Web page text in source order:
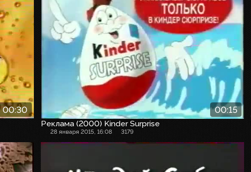
00:30 00:15
Реклама (2000) Kinder Surprise
28 января 2015, 16:08 3179